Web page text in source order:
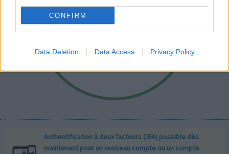
CONFIRM
Data Deletion Data Access Privacy Policy
Authentification à deux facteurs (2FA) possible dès
maintenant pour un nouveau compte ou un compte